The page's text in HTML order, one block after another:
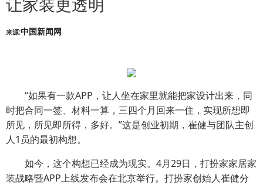
来源:中国新闻网
“如果有一款APP，让人坐在家里就能把家设计出来，同
时把合同一签、材料一算，三四个月回来一住，实现所想即
所见，所见即所得，多好。”这是创业初期，崔健与团队主创
人1员的最初构想。
如今，这个构想已经成为现实。4月29日，打扮家家居家
装战略暨APP上线发布会在北京举行。打扮家创始人崔健分